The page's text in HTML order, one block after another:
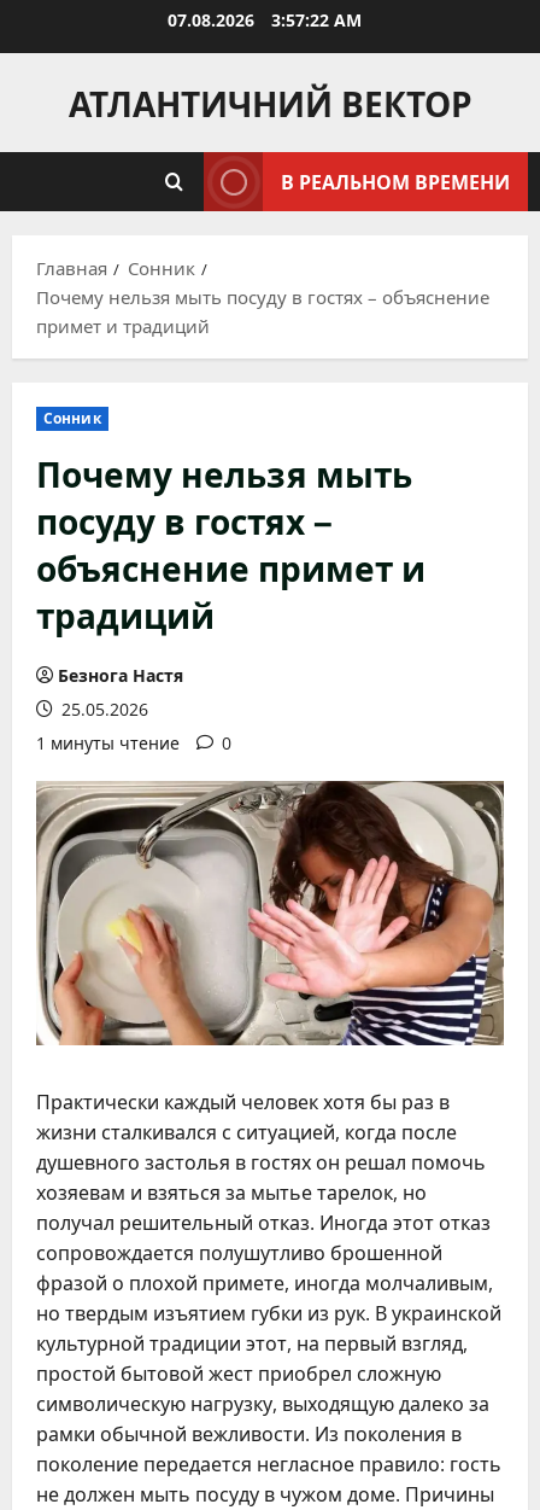
07.08.2026 3:57:23 AM
АТЛАНТИЧНИЙ ВЕКТОР
В РЕАЛЬНОМ ВРЕМЕНИ
Главная
Сонник
Почему нельзя мыть посуду в гостях – объяснение
примет и традиций
Сонник
Почему нельзя мыть
посуду в гостях –
объяснение примет и
традиций
Безнога Настя
25.05.2026
1 минуты чтение
0
Практически каждый человек хотя бы раз в
жизни сталкивался с ситуацией, когда после
душевного застолья в гостях он решал помочь
хозяевам и взяться за мытье тарелок, но
получал решительный отказ. Иногда этот отказ
сопровождается полушутливо брошенной
фразой о плохой примете, иногда молчаливым,
но твердым изъятием губки из рук. В украинской
культурной традиции этот, на первый взгляд,
простой бытовой жест приобрел сложную
символическую нагрузку, выходящую далеко за
рамки обычной вежливости. Из поколения в
поколение передается негласное правило: гость
не должен мыть посуду в чужом доме. Причины